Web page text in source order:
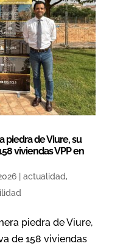
piedra de Viure, su
viviendas VPP en
| actualidad,
piedra de Viure,
de 158 viviendas